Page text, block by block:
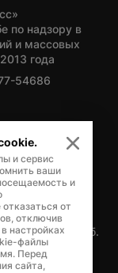
по надзору в
и массовых
года
54686
Ямало-
д.1, каб.
и сервис
ваши
и
от
отключив
настройках
файлы
Перед
сайта,